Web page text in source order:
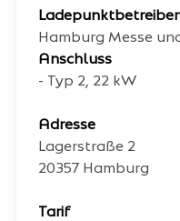
Ladepunktbetreiber
Hamburg Messe
Anschluss
- Typ 2, 22 kW
Adresse
Lagerstraße 2
20357 Hamburg
Tarif